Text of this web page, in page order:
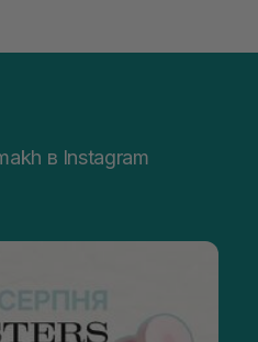
в Instagram